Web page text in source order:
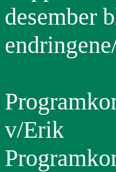
desember
v/Erik